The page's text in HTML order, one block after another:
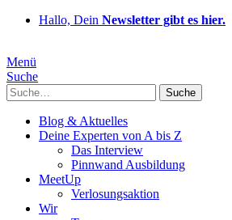
Hallo, Dein Newsletter gibt es hier.
Menü
Suche
Suche
Blog & Aktuelles
Deine Experten von A bis Z
Das Interview
Pinnwand Ausbildung
MeetUp
Verlosungsaktion
Wir